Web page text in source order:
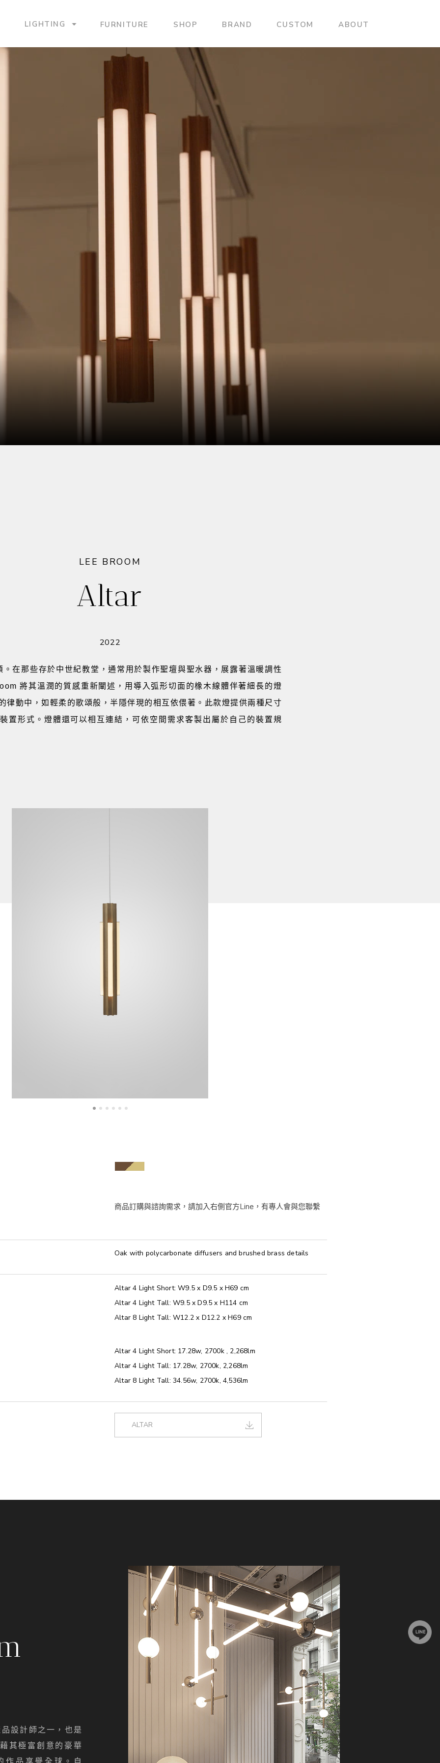
LIGHTING FURNITURE SHOP BRAND CUSTOM ABOUT
Altar
LEE BROOM
2022
在那些存於中世紀教堂，通常用於製作聖壇與聖水器，展露著溫暖調性
將其溫潤的質感重新闡述，用導入弧形切面的橡木線體伴著細長的燈
律動中，如輕柔的歌頌般，半隱伴現的相互依偎著。此款燈提供兩種尺寸
置形式。燈體還可以相互連結，可依空間需求客製出屬於自己的裝置規
Oak with polycarbonate diffusers and brushed brass details
Altar 4 Light Short: W9.5 x D9.5 x H69 cm
Altar 4 Light Tall: W9.5 x D9.5 x H114 cm
Altar 8 Light Tall: W12.2 x D12.2 x H69 cm
Altar 4 Light Short: 17.28w, 2700k , 2,268lm
Altar 4 Light Tall: 17.28w, 2700k, 2,268lm
Altar 8 Light Tall: 34.56w, 2700k, 4,536lm
ALTAR
設計師之一，也是
其極富創意的豪華